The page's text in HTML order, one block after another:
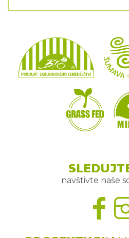
navštivte naše